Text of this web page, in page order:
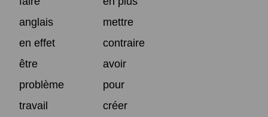
anglais
mettre
en effet
contraire
être
avoir
problème
pour
travail
créer